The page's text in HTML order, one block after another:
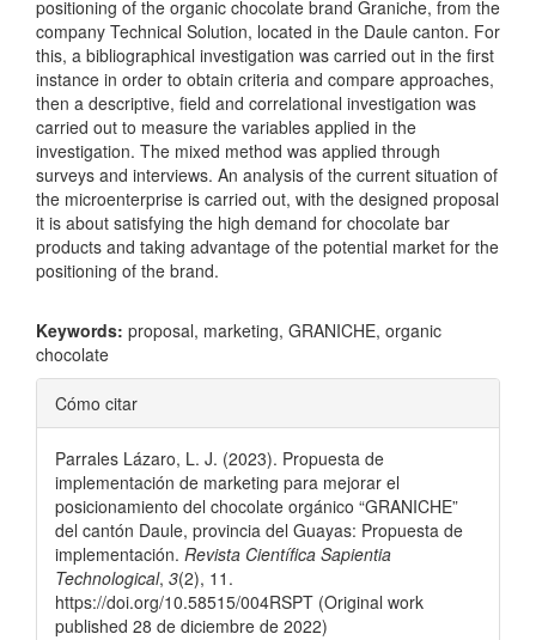
positioning of the organic chocolate brand Graniche, from the
company Technical Solution, located in the Daule canton. For
this, a bibliographical investigation was carried out in the first
instance in order to obtain criteria and compare approaches,
then a descriptive, field and correlational investigation was
carried out to measure the variables applied in the
investigation. The mixed method was applied through
surveys and interviews. An analysis of the current situation of
the microenterprise is carried out, with the designed proposal
it is about satisfying the high demand for chocolate bar
products and taking advantage of the potential market for the
positioning of the brand.
Keywords: proposal, marketing, GRANICHE, organic
chocolate
Detalles
del
artículo
Cómo citar
Parrales Lázaro, L. J. (2023). Propuesta de
implementación de marketing para mejorar el
posicionamiento del chocolate orgánico “GRANICHE”
del cantón Daule, provincia del Guayas: Propuesta de
implementación. Revista Científica Sapientia
Technological, 3(2), 11.
https://doi.org/10.58515/004RSPT (Original work
published 28 de diciembre de 2022)